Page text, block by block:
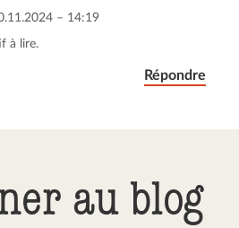
le commentaire
– 14:19
à lire.
Répondre
au blog